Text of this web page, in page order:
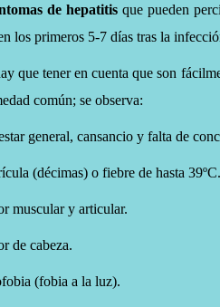
de hepatitis que pueden
los primeros 5-7 días tras la
que tener en cuenta que son
común; se observa:
general, cansancio y falta de
(décimas) o fiebre de hasta 39ºC.
muscular y articular.
de cabeza.
(fobia a la luz).